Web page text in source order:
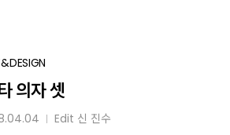
의자 셋
Edit 신 진수